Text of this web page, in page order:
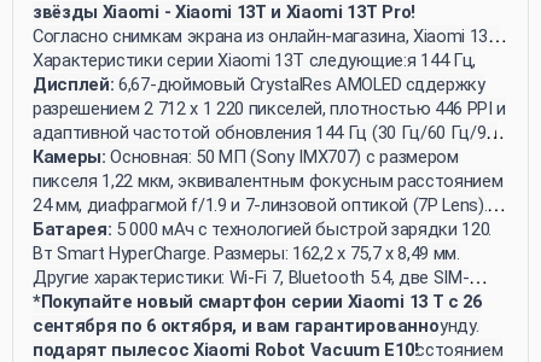
звёзды Xiaomi - Xiaomi 13T и Xiaomi 13T Pro!
Согласно снимкам экрана из онлайн-магазина, Xiaomi 13T
получил AMOLED-экран с частотой обновления 144 Гц,
камеру Leica, батарею ёмкостью 5000 мАч и поддержку
быстрой зарядки 67 Вт. Xiaomi 13T Pro также
поддерживает быструю зарядку мощностью 120 Вт. Оба
смартфона работают на платформе MIUI 14 и
поставляются с прилагаемыми зарядными устройствами.
Характеристики серии Xiaomi 13T следующие:
Дисплей:6,67-дюймовый CrystalRes AMOLED с
разрешением 2 712 x 1 220 пикселей, плотностью 446 PPI и
адаптивной частотой обновления 144 Гц (30 Гц/60 Гц/90
Гц/120 Гц/144 Гц). Типичная яркость составляет 500
нитов, с максимальной яркостью HBM 1 200 нитов и
пиковой 2 600 нитов. Экран охватывает 100% цветовой
гаммы DCI-P3 и поддерживает 10-битную глубину цвета.
Камеры: Основная: 50 МП (Sony IMX707) с размером
пикселя 1,22 мкм, эквивалентным фокусным расстоянием
24 мм, диафрагмой f/1.9 и 7-линзовой оптикой (7P Lens).
Телеобъектив: 50 МП (Omnivision OV50D) с оптическим
увеличением 2x, размером пикселя 0,61 мкм,
эквивалентным фокусным расстоянием 50 мм,
диафрагмой f/1.9 и 5-линзовой оптикой (5P Lens).
Широкоугольная: 13 МП (Omnivision OV13B) с размером
пикселя 1,12 мкм, эквивалентным фокусным расстоянием
Батарея: 5 000 мАч с технологией быстрой зарядки 120
Вт Smart HyperCharge. Размеры: 162,2 x 75,7 x 8,49 мм.
Другие характеристики: Wi-Fi 7, Bluetooth 5.4, две SIM-
карты, сертификация IP68 для водонепроницаемости и
пылезащиты, запись видео 4K при 30 кадрах в секунду.
*Покупайте новый смартфон серии Xiaomi 13 T с 26
сентября по 6 октября, и вам гарантированно
подарят пылесос Xiaomi Robot Vacuum E10!